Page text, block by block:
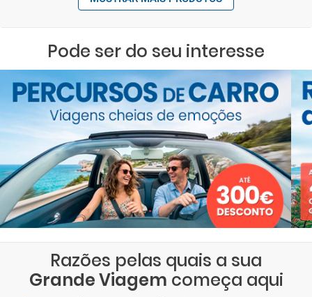
Pode ser do seu interesse
Razões pelas quais a sua
Grande Viagem começa aqui